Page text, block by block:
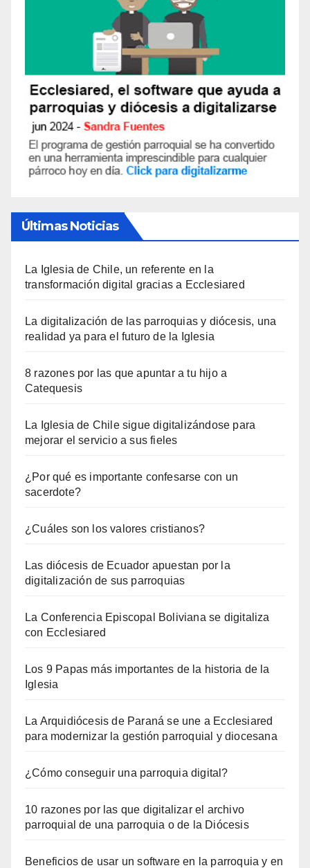
Últimas Noticias
La Iglesia de Chile, un referente en la
transformación digital gracias a Ecclesiared
La digitalización de las parroquias y diócesis, una
realidad ya para el futuro de la Iglesia
8 razones por las que apuntar a tu hijo a
Catequesis
La Iglesia de Chile sigue digitalizándose para
mejorar el servicio a sus fieles
¿Por qué es importante confesarse con un
sacerdote?
¿Cuáles son los valores cristianos?
Las diócesis de Ecuador apuestan por la
digitalización de sus parroquias
La Conferencia Episcopal Boliviana se digitaliza
con Ecclesiared
Los 9 Papas más importantes de la historia de la
Iglesia
La Arquidiócesis de Paraná se une a Ecclesiared
para modernizar la gestión parroquial y diocesana
¿Cómo conseguir una parroquia digital?
10 razones por las que digitalizar el archivo
parroquial de una parroquia o de la Diócesis
Beneficios de usar un software en la parroquia y en